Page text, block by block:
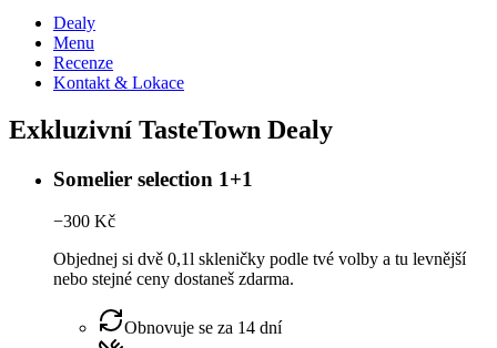
Dealy
Menu
Recenze
Kontakt & Lokace
Exkluzivní TasteTown Dealy
Somelier selection 1+1
−300 Kč
Objednej si dvě 0,1l skleničky podle tvé volby a tu levnější
nebo stejné ceny dostaneš zdarma.
Obnovuje se za 14 dní